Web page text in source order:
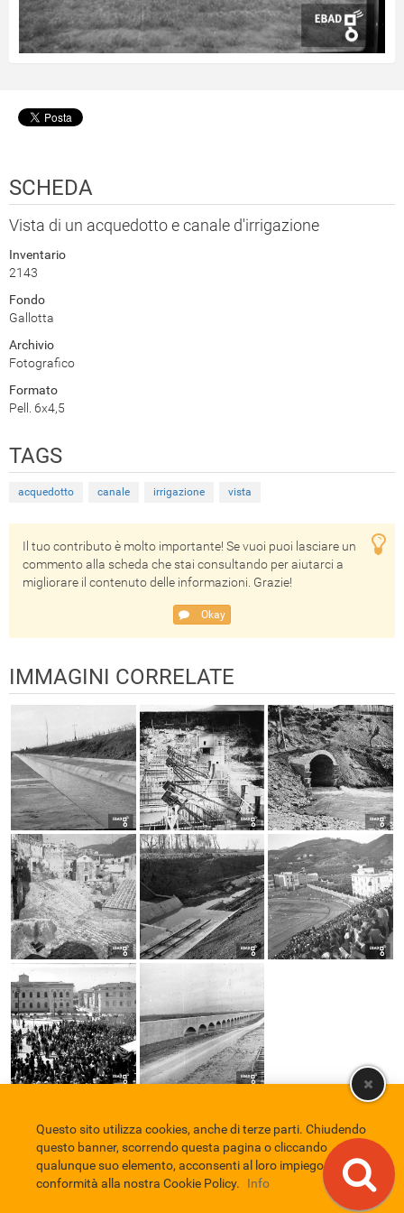
SCHEDA
Vista di un acquedotto e canale d'irrigazione
Inventario
2143
Fondo
Gallotta
Archivio
Fotografico
Formato
Pell. 6x4,5
TAGS
acquedotto canale irrigazione vista
Il tuo contributo è molto importante! Se vuoi puoi lasciare un
commento alla scheda che stai consultando per aiutarci a
migliorare il contenuto delle informazioni. Grazie!
Okay
IMMAGINI CORRELATE
Comune di Eboli Servizio Bibliotecario Nazionale
Privacy policy
Credits
EBAD
Questo sito utilizza cookies, anche di terze parti. Chiudendo
questo banner, scorrendo questa pagina o cliccando
qualunque suo elemento, acconsenti al loro impiego in
conformità alla nostra Cookie Policy.
Info